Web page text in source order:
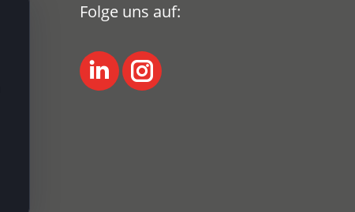
Folge uns auf:
LinkedInInstagram